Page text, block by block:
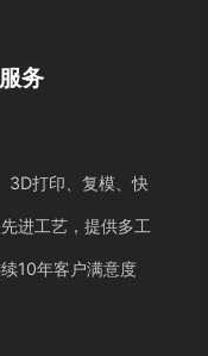
务
3D打印、复模、快
进工艺，提供多工
10年客户满意度